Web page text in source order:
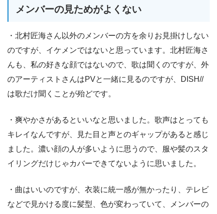
メンバーの見ためがよくない
・北村匠海さん以外のメンバーの方を余りお見掛けしない
のですが、イケメンではないと思っています。北村匠海さ
んも、私の好きな顔ではないので、歌は聞くのですが、外
のアーティストさんはPVと一緒に見るのですが、DISH//
は歌だけ聞くことが殆どです。
・爽やかさがあるといいなと思いました。歌声はとっても
キレイなんですが、見た目と声とのギャップがあると感じ
ました。濃い顔の人が多いように思うので、服や髪のスタ
イリングだけじゃカバーできてないように思いました。
・曲はいいのですが、衣装に統一感が無かったり、テレビ
などで見かける度に髪型、色が変わっていて、メンバーの